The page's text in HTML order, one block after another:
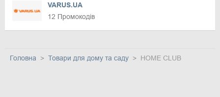
VARUS.UA
12 Промокодів
Головна Товари для дому та саду HOME CLUB